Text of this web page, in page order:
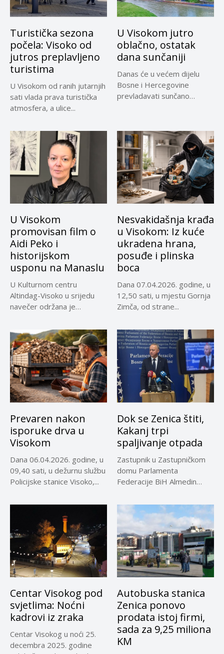
Turistička sezona
počela: Visoko od
jutros preplavljeno
turistima
U Visokom od ranih jutarnjih
sati vlada prava turistička
atmosfera, a ulice...
U Visokom jutro
oblačno, ostatak
dana sunčaniji
Danas će u većem dijelu
Bosne i Hercegovine
prevladavati sunčano
U Visokom
promovisan film o
Aidi Peko i
historijskom
usponu na Manaslu
U Kulturnom centru
Altindag-Visoko u srijedu
navečer održana je
Nesvakidašnja krađa
u Visokom: Iz kuće
ukradena hrana,
posuđe i plinska
boca
Dana 07.04.2026. godine, u
12,50 sati, u mjestu Gornja
Zimča, od strane...
Prevaren nakon
isporuke drva u
Visokom
Dana 06.04.2026. godine, u
09,40 sati, u dežurnu službu
Policijske stanice Visoko,...
Dok se Zenica štiti,
Kakanj trpi
spaljivanje otpada
Zastupnik u Zastupničkom
domu Parlamenta
Federacije BiH Almedin
jasan...
Centar Visokog pod
svjetlima: Noćni
kadrovi iz zraka
Centar Visokog u noći 25.
decembra 2025. godine
Autobuska stanica
Zenica ponovo
prodata istoj firmi,
sada za 9,25 miliona
KM